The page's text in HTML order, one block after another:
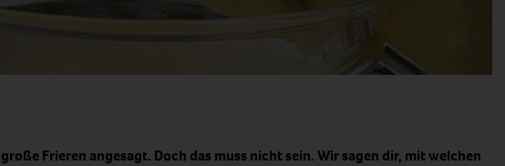
Frieren angesagt. Doch das muss nicht sein. Wir sagen dir, mit welchen